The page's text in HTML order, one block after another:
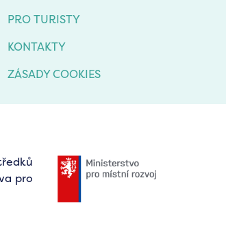
PRO TURISTY
KONTAKTY
ZÁSADY COOKIES
pro